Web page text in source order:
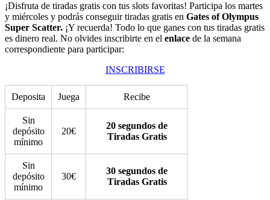
¡Disfruta de tiradas gratis con tus slots favoritas! Participa los martes
y miércoles y podrás conseguir tiradas gratis en Gates of Olympus
Super Scatter. ¡Y recuerda! Todo lo que ganes con tus tiradas gratis
es dinero real. No olvides inscribirte en el enlace de la semana
correspondiente para participar:
INSCRIBIRSE
Deposita Juega Recibe
Sin
depósito
mínimo
20€
20 segundos de
Tiradas Gratis
Sin
depósito
mínimo
30€
30 segundos de
Tiradas Gratis